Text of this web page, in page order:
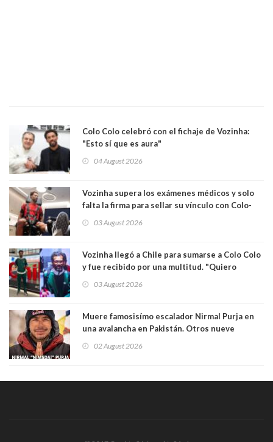
Colo Colo celebró con el fichaje de Vozinha:
"Esto sí que es aura"
04 August 2026
Vozinha supera los exámenes médicos y solo
falta la firma para sellar su vínculo con Colo-
03 August 2026
Vozinha llegó a Chile para sumarse a Colo Colo
y fue recibido por una multitud. "Quiero
hinchas"
03 August 2026
Muere famosisímo escalador Nirmal Purja en
una avalancha en Pakistán. Otros nueve
02 August 2026